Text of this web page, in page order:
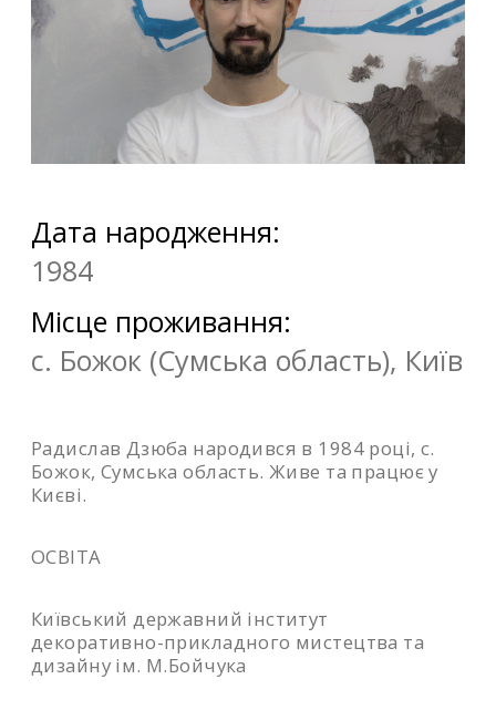
Дата народження:
1984
Місце проживання:
с. Божок (Сумська область), Київ
Радислав Дзюба народився в 1984 році, с.
Божок, Сумська область. Живе та працює у
Києві.
ОСВІТА
Київський державний інститут
декоративно-прикладного мистецтва та
дизайну ім. М.Бойчука